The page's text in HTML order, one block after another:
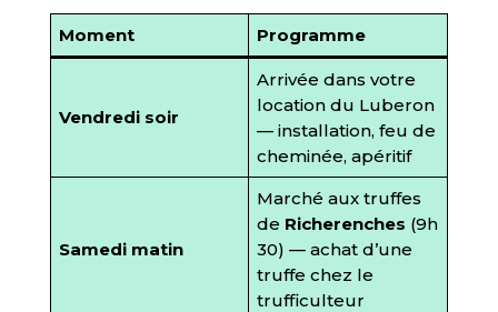
Moment Programme
Vendredi soir
Arrivée dans votre
location du Luberon
— installation, feu de
cheminée, apéritif
Samedi matin
Marché aux truffes
de Richerenches (9h
30) — achat d’une
truffe chez le
trufficulteur